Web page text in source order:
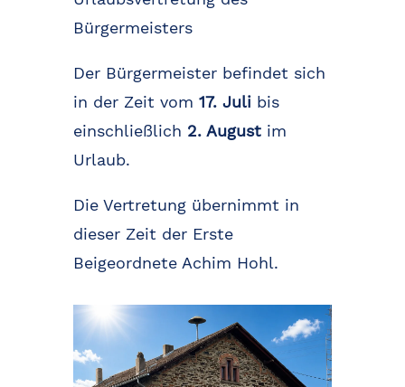
Bürgermeisters
Der Bürgermeister befindet sich
in der Zeit vom 17. Julibis
einschließlich 2. Augustim
Urlaub.
Die Vertretung übernimmt in
dieser Zeit der Erste
Beigeordnete Achim Hohl.